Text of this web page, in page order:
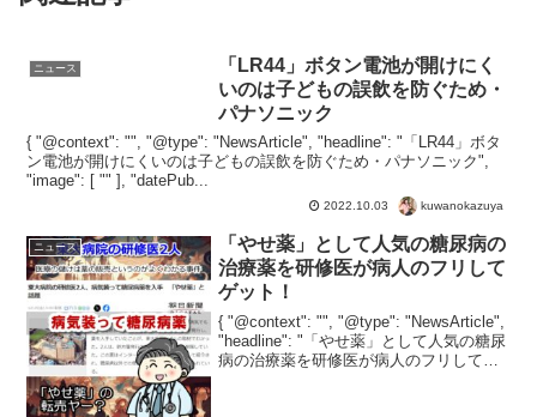
ニュース
「LR44」ボタン電池が開けにく
いのは子どもの誤飲を防ぐため・
パナソニック
{ "@context": "", "@type": "NewsArticle", "headline": "「LR44」ボタ
ン電池が開けにくいのは子どもの誤飲を防ぐため・パナソニック",
"image": [ "" ], "datePub...
2022.10.03 kuwanokazuya
ニュース
「やせ薬」として人気の糖尿病の
治療薬を研修医が病人のフリして
ゲット！
{ "@context": "", "@type": "NewsArticle",
"headline": "「やせ薬」として人気の糖尿
病の治療薬を研修医が病人のフリしてゲ